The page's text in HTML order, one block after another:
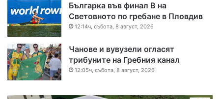
Българка във финал B на
Световното по гребане в Пловдив
12:14ч, събота, 8 август, 2026
Чанове и вувузели огласят
трибуните на Гребния канал
12:05ч, събота, 8 август, 2026